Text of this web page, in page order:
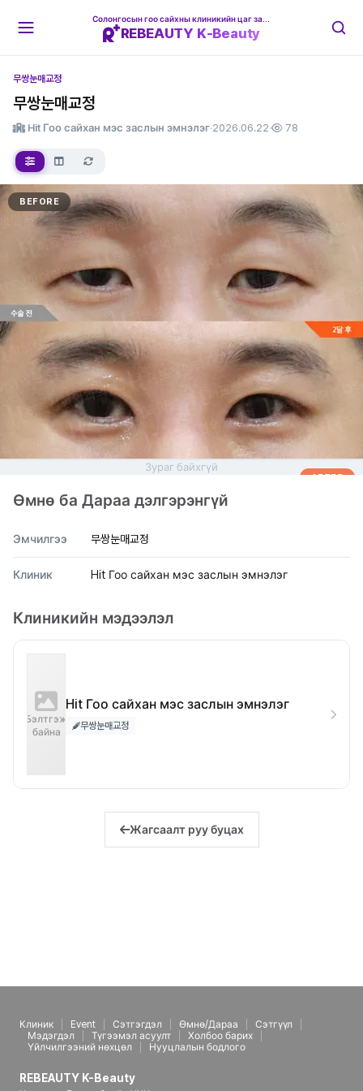
REBEAUTY K-Beauty
무쌍눈매교정
무쌍눈매교정
Hit Гоо сайхан мэс заслын эмнэлэг·2026.06.22· 78
BEFORE
AFTER
Зураг байхгүй
Өмнө ба Дараа дэлгэрэнгүй
Эмчилгээ 무쌍눈매교정
Клиник Hit Гоо сайхан мэс заслын эмнэлэг
Клиникийн мэдээлэл
Бэлтгэж
байна
Hit Гоо сайхан мэс заслын эмнэлэг
무쌍눈매교정
Жагсаалт руу буцах
Клиник Event Сэтгэгдэл Өмнө/Дараа
Сэтгүүл
Мэдэгдэл
Түгээмэл асуулт
Холбоо барих
Үйлчилгээний нөхцөл
Нууцлалын бодлого
REBEAUTY K-Beauty